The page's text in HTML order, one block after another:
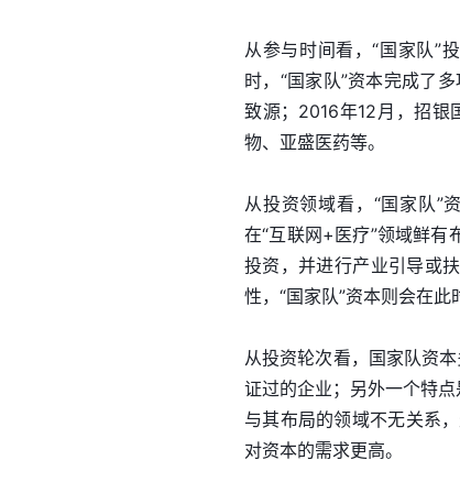
从参与时间看，“国家队”
时，“国家队”资本完成了
致源；2016年12月，招银
物、亚盛医药等。
从投资领域看，“国家队”
在“互联网+医疗”领域鲜有
投资，并进行产业引导或
性，“国家队”资本则会在此
从投资轮次看，国家队资
证过的企业；另外一个特
与其布局的领域不无关系
对资本的需求更高。